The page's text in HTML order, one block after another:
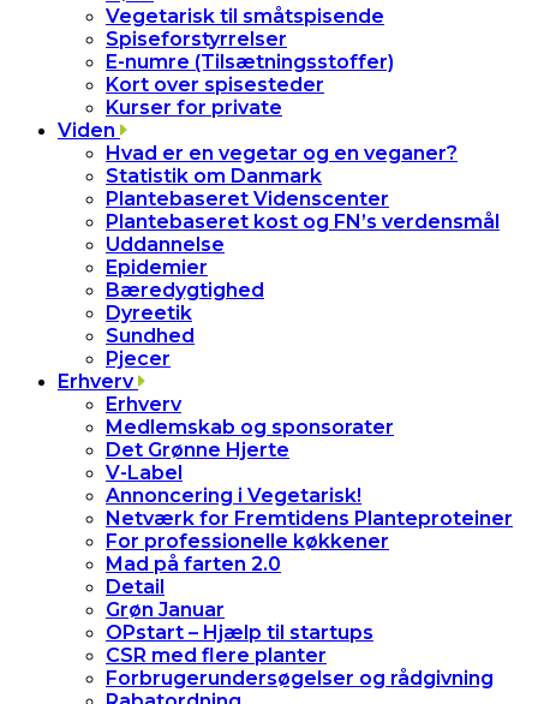
Vegetarisk til småtspisende
Spiseforstyrrelser
E-numre (Tilsætningsstoffer)
Kort over spisesteder
Kurser for private
Viden
Hvad er en vegetar og en veganer?
Statistik om Danmark
Plantebaseret Videnscenter
Plantebaseret kost og FN’s verdensmål
Uddannelse
Epidemier
Bæredygtighed
Dyreetik
Sundhed
Pjecer
Erhverv
Erhverv
Medlemskab og sponsorater
Det Grønne Hjerte
V-Label
Annoncering i Vegetarisk!
Netværk for Fremtidens Planteproteiner
For professionelle køkkener
Mad på farten 2.0
Detail
Grøn Januar
OPstart – Hjælp til startups
CSR med flere planter
Forbrugerundersøgelser og rådgivning